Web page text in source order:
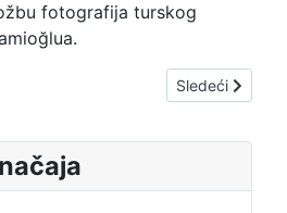
fotografija turskog
svoj život“ velemajstora Ivanovića
Sledeći
Sledeći